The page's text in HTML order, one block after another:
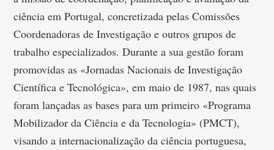
ciência em Portugal, concretizada pelas Comissões
Coordenadoras de Investigação e outros grupos de
trabalho especializados. Durante a sua gestão foram
promovidas as «Jornadas Nacionais de Investigação
Científica e Tecnológica», em maio de 1987, nas quais
foram lançadas as bases para um primeiro «Programa
Mobilizador da Ciência e da Tecnologia» (PMCT),
visando a internacionalização da ciência portuguesa,